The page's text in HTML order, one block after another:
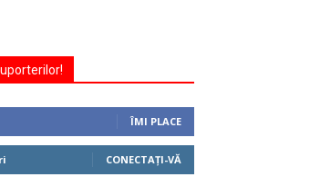
ÎMI PLACE
CONECTAȚI-VĂ